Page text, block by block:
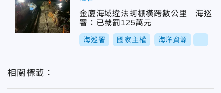
金廈海域違法蚵棚橫跨數公里 海巡
署：已裁罰125萬元
海巡署 國家主權 海洋資源
相關標籤：